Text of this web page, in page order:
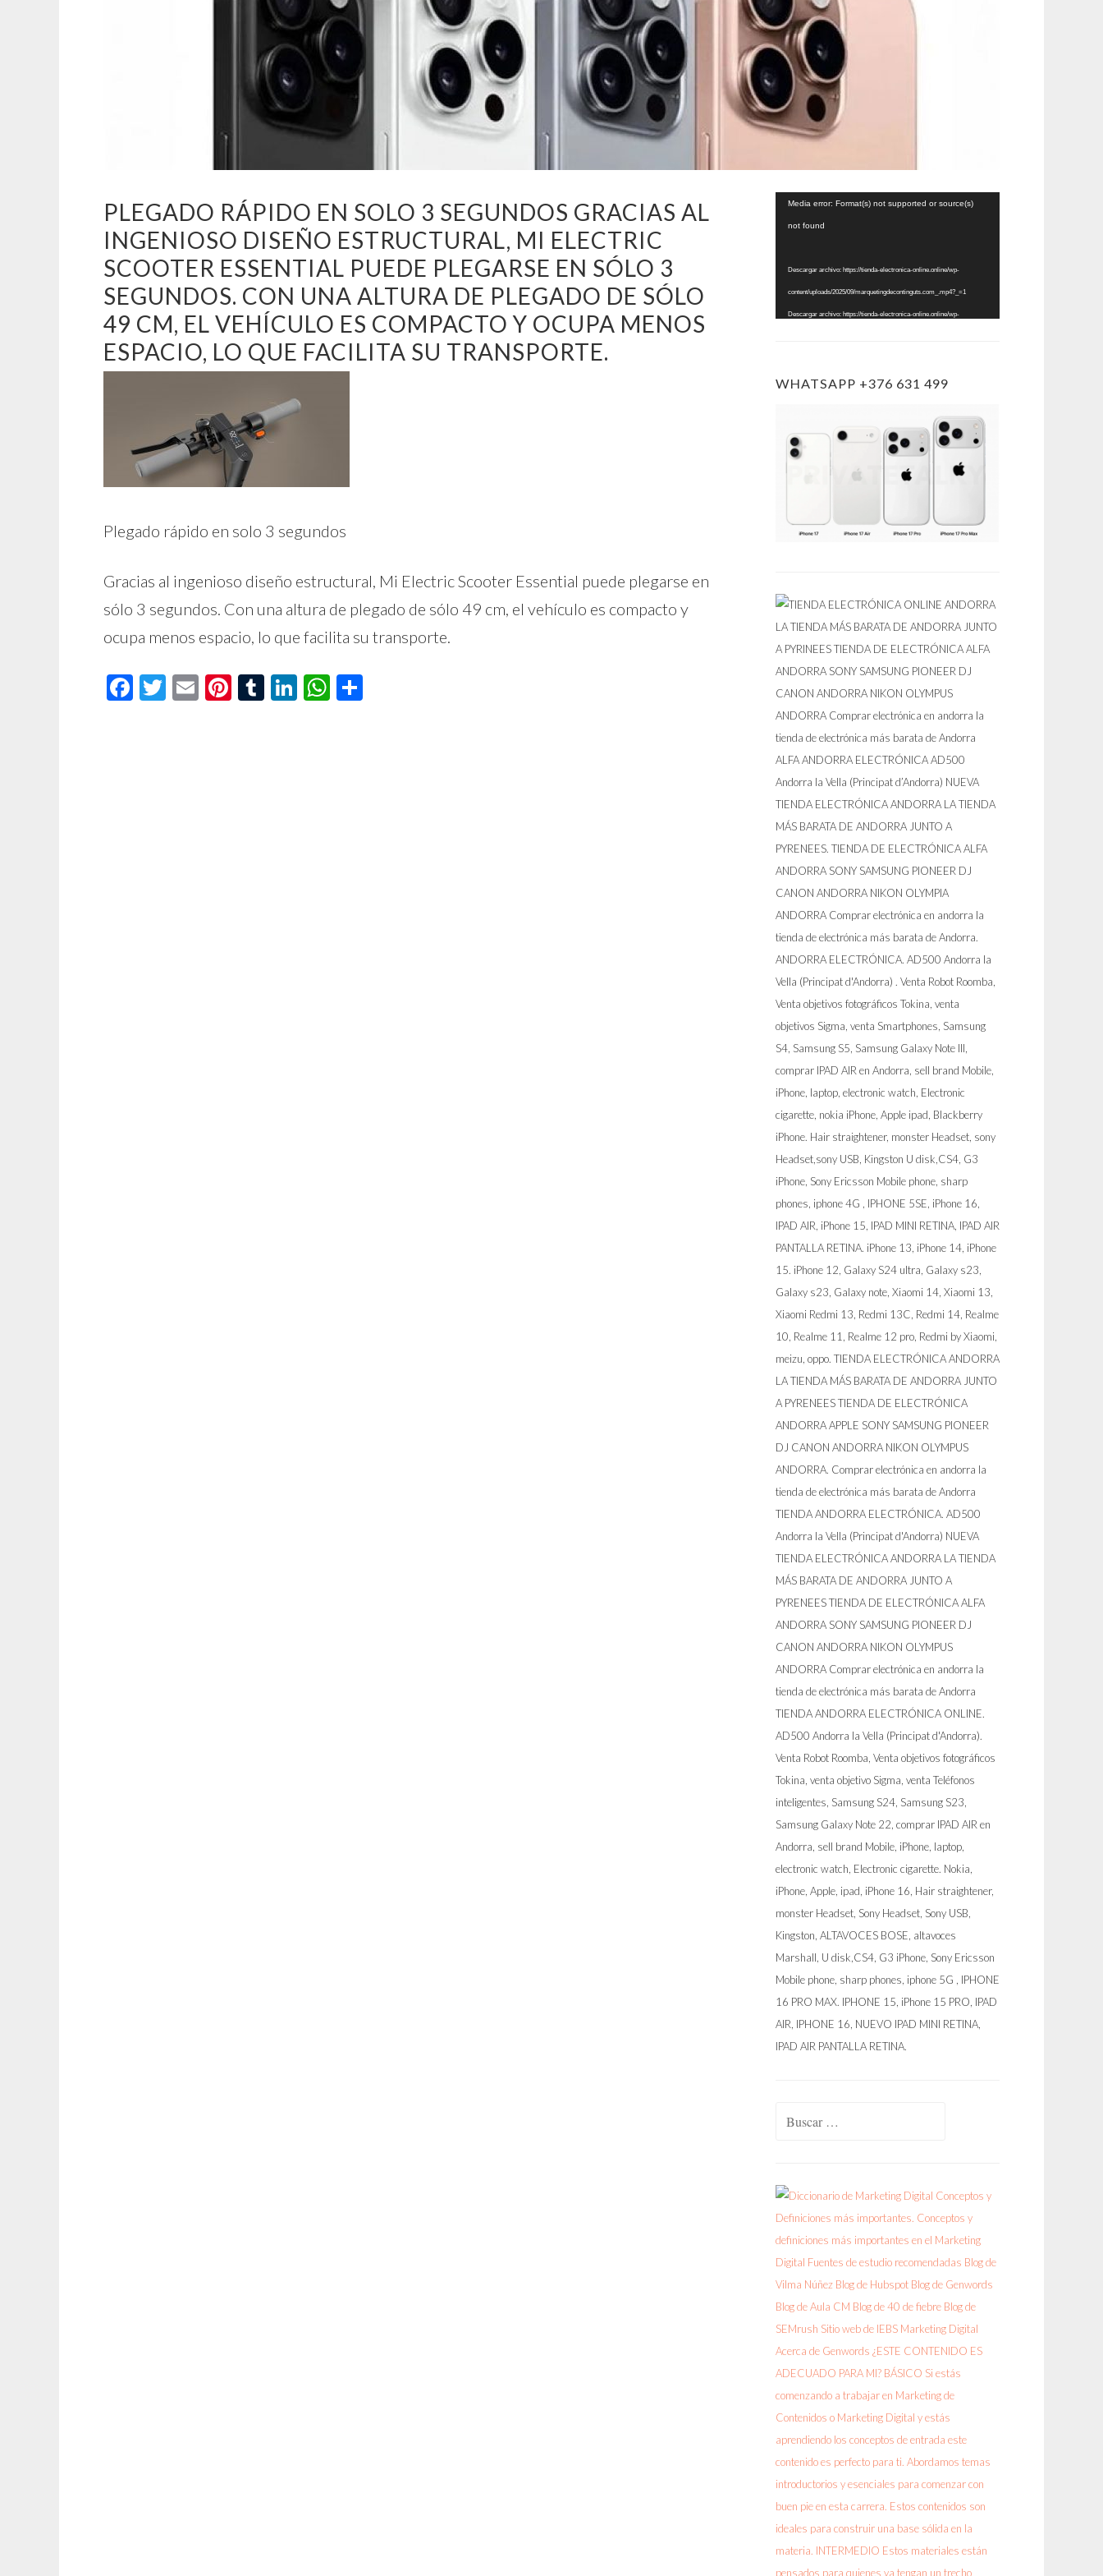
PLEGADO RÁPIDO EN SOLO 3 SEGUNDOS GRACIAS AL
INGENIOSO DISEÑO ESTRUCTURAL, MI ELECTRIC
SCOOTER ESSENTIAL PUEDE PLEGARSE EN SÓLO 3
SEGUNDOS. CON UNA ALTURA DE PLEGADO DE SÓLO
49 CM, EL VEHÍCULO ES COMPACTO Y OCUPA MENOS
ESPACIO, LO QUE FACILITA SU TRANSPORTE.
Plegado rápido en solo 3 segundos
Gracias al ingenioso diseño estructural, Mi Electric Scooter Essential puede plegarse en
sólo 3 segundos. Con una altura de plegado de sólo 49 cm, el vehículo es compacto y
ocupa menos espacio, lo que facilita su transporte.
Facebook
Twitter
EmailPinterest
Tumblr
LinkedIn
WhatsApp
Reproductor
Media error: Format(s) not supported or source(s)
not found
Descargar archivo: https://tienda-electronica-online.online/wp-
content/uploads/2025/09/marquetingdecontinguts.com_.mp4?_=1
Descargar archivo: https://tienda-electronica-online.online/wp-
WHATSAPP +376 631 499